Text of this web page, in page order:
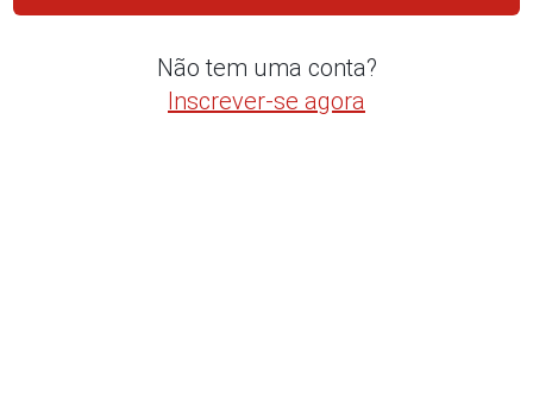
Não tem uma conta?
Inscrever-se agora